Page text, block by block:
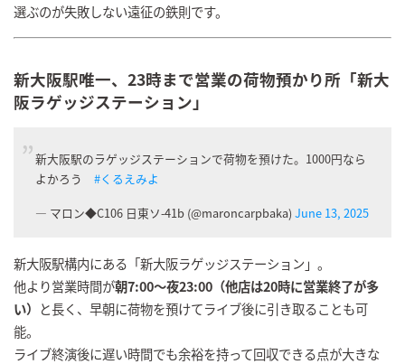
選ぶのが失敗しない遠征の鉄則です。
新大阪駅唯一、23時まで営業の荷物預かり所「新大
阪ラゲッジステーション」
新大阪駅のラゲッジステーションで荷物を預けた。1000円なら
よかろう #くるえみよ
— マロン◆C106 日東ソ-41b (@maroncarpbaka) June 13, 2025
新大阪駅構内にある「新大阪ラゲッジステーション」。
他より営業時間が朝7:00〜夜23:00（他店は20時に営業終了が多
い） と長く、早朝に荷物を預けてライブ後に引き取ることも可
能。
ライブ終演後に遅い時間でも余裕を持って回収できる点が大きな